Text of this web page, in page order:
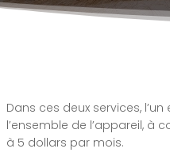
Dans ces deux services,
l’ensemble de l’appareil, à
à 5 dollars par mois.